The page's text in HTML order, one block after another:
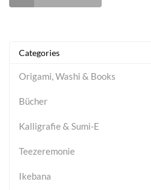
Categories
Origami, Washi & Books
Bücher
Kalligrafie & Sumi-E
Teezeremonie
Ikebana